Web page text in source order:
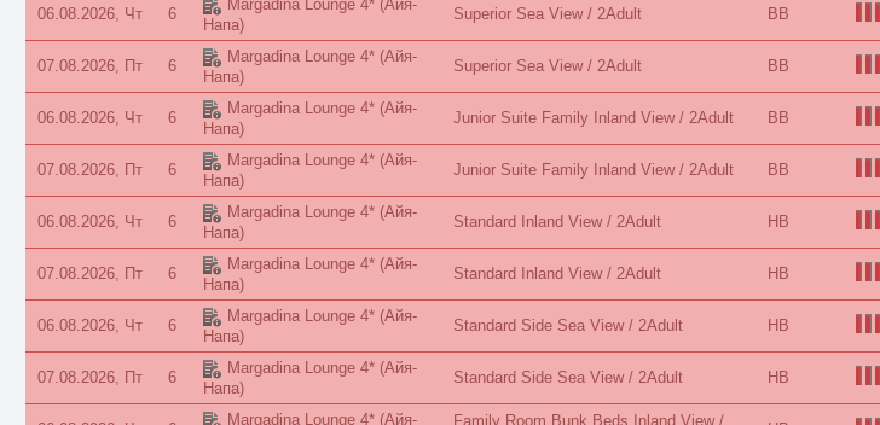
06.08.2026, Чт 6
Margadina Lounge 4*(Айя-
Напа)
Superior Sea View / 2Adult BB
07.08.2026, Пт 6
Margadina Lounge 4*(Айя-
Напа)
Superior Sea View / 2Adult BB
06.08.2026, Чт 6
Margadina Lounge 4*(Айя-
Напа)
Junior Suite Family Inland View / 2Adult BB
07.08.2026, Пт 6
Margadina Lounge 4*(Айя-
Напа)
Junior Suite Family Inland View / 2Adult BB
06.08.2026, Чт 6
Margadina Lounge 4*(Айя-
Напа)
Standard Inland View / 2Adult HB
07.08.2026, Пт 6
Margadina Lounge 4*(Айя-
Напа)
Standard Inland View / 2Adult HB
06.08.2026, Чт 6
Margadina Lounge 4*(Айя-
Напа)
Standard Side Sea View / 2Adult HB
07.08.2026, Пт 6
Margadina Lounge 4*(Айя-
Напа)
Standard Side Sea View / 2Adult HB
Margadina Lounge 4*(Айя-
Family Room Bunk Beds Inland View /